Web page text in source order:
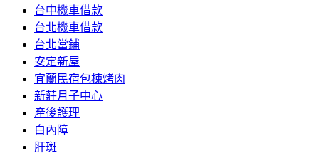
台中機車借款
台北機車借款
台北當鋪
安定新屋
宜蘭民宿包棟烤肉
新莊月子中心
產後護理
白內障
肝斑